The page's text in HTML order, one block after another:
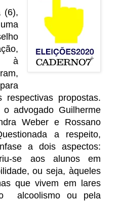
(6),
à
respectivas propostas.
o advogado Guilherme
Weber e Rossano
a respeito,
a dois aspectos:
se aos alunos em
ou seja, àqueles
que vivem em lares
alcoolismo ou pela